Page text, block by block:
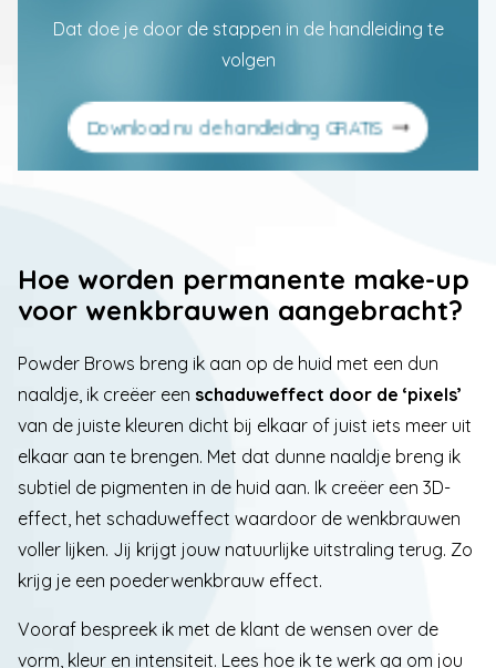
Dat doe je door de stappen in de handleiding te
volgen
Download nu de handleiding GRATIS
Hoe worden permanente make-up
voor wenkbrauwen aangebracht?
Powder Brows breng ik aan op de huid met een dun
naaldje, ik creëer een schaduweffect door de ‘pixels’
van de juiste kleuren dicht bij elkaar of juist iets meer uit
elkaar aan te brengen. Met dat dunne naaldje breng ik
subtiel de pigmenten in de huid aan. Ik creëer een 3D-
effect, het schaduweffect waardoor de wenkbrauwen
voller lijken. Jij krijgt jouw natuurlijke uitstraling terug. Zo
krijg je een poederwenkbrauw effect.
Vooraf bespreek ik met de klant de wensen over de
vorm, kleur en intensiteit. Lees hoe ik te werk ga om jou